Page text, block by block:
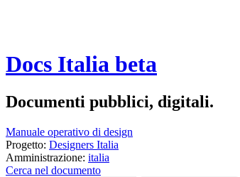
Docs Italia beta
Documenti pubblici, digitali.
Manuale operativo di design
Progetto: Designers Italia
Amministrazione: italia
Cerca nel documento